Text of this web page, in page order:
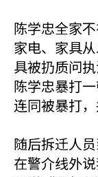
陈学忠全家
家电、家具
具被扔质问
陈学忠暴打
连同被暴打，
随后拆迁人
在警介线外